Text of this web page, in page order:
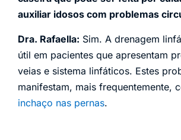
auxiliar idosos com problemas
Dra. Rafaella: Sim. A drenagem
útil em pacientes que apresentam
veias e sistema linfáticos. Estes
manifestam, mais frequentemente,
inchaço nas pernas.